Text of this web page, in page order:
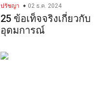
ปรัชญา 02 ธ.ค. 2024
25 ข้อเท็จจริงเกี่ยวกับ
อุดมการณ์